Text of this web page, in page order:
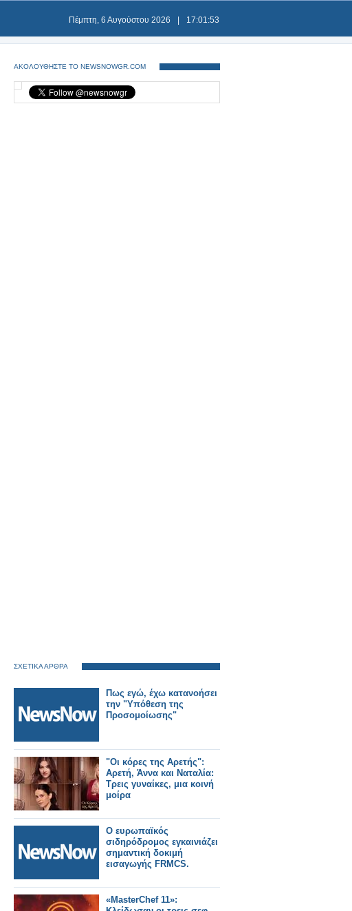
Πέμπτη, 6 Αυγούστου 2026 17:01:53
ΑΚΟΛΟΥΘΗΣΤΕ ΤΟ NEWSNOWGR.COM
ΣΧΕΤΙΚΑ ΑΡΘΡΑ
Πως εγώ, έχω κατανοήσει
την "Υπόθεση της
Προσομοίωσης"
"Οι κόρες της Αρετής":
Αρετή, Άννα και Ναταλία:
Τρεις γυναίκες, μια κοινή
μοίρα
Ο ευρωπαϊκός
σιδηρόδρομος εγκαινιάζει
σημαντική δοκιμή
εισαγωγής FRMCS.
«MasterChef 11»: